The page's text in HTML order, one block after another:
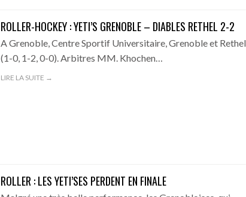
ROLLER-HOCKEY : YETI’S GRENOBLE – DIABLES RETHEL 2-2
A Grenoble, Centre Sportif Universitaire, Grenoble et
(1-0, 1-2, 0-0). Arbitres MM. Khochen…
LIRE LA SUITE →
ROLLER : LES YETI’SES PERDENT EN FINALE